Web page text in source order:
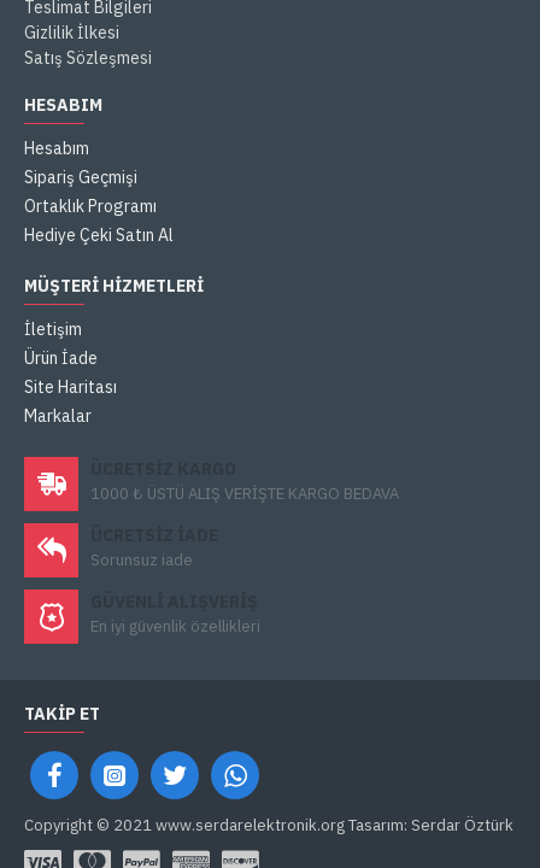
Teslimat Bilgileri
Gizlilik İlkesi
Satış Sözleşmesi
HESABIM
Hesabım
Sipariş Geçmişi
Ortaklık Programı
Hediye Çeki Satın Al
MÜŞTERI HIZMETLERI
İletişim
Ürün İade
Site Haritası
Markalar
1000 ₺ ÜSTÜ ALIŞ VERİŞTE KARGO BEDAVA
Sorunsuz iade
En iyi güvenlik özellikleri
TAKIP ET
Copyright © 2021 www.serdarelektronik.org Tasarım: Serdar Öztürk